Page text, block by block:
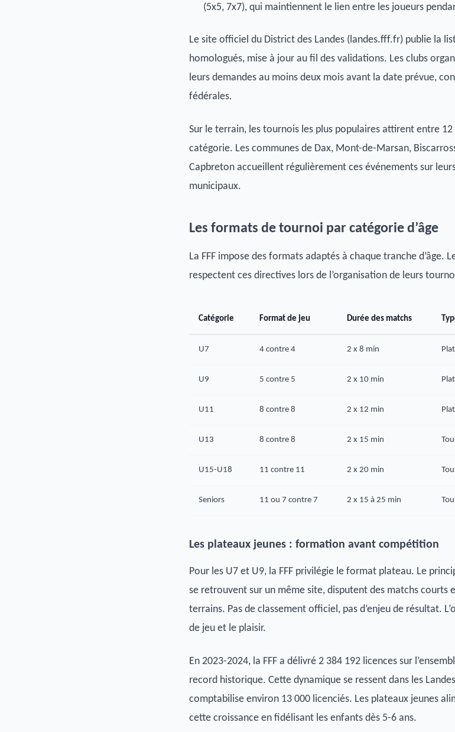
(5x5, 7x7), qui maintiennent le lien entre les joueurs
Le site officiel du District des Landes (landes.fff.fr) publie la
homologués, mise à jour au fil des validations. Les clubs
leurs demandes au moins deux mois avant la date prévue,
fédérales.
Sur le terrain, les tournois les plus populaires attirent entre
catégorie. Les communes de Dax, Mont-de-Marsan,
Capbreton accueillent régulièrement ces événements sur
municipaux.
Les formats de tournoi par catégorie d’âge
La FFF impose des formats adaptés à chaque tranche d’âge.
respectent ces directives lors de l’organisation de leurs
Catégorie Format de jeu Durée des matchs
U7 4 contre 4 2 x 8 min
U9 5 contre 5 2 x 10 min
U11 8 contre 8 2 x 12 min
U13 8 contre 8 2 x 15 min
U15-U18 11 contre 11 2 x 20 min
Seniors 11 ou 7 contre 7 2 x 15 à 25 min
Les plateaux jeunes : formation avant compétition
Pour les U7 et U9, la FFF privilégie le format plateau. Le
se retrouvent sur un même site, disputent des matchs courts
terrains. Pas de classement officiel, pas d’enjeu de résultat.
de jeu et le plaisir.
En 2023-2024, la FFF a délivré 2 384 192 licences sur
record historique. Cette dynamique se ressent dans les
comptabilise environ 13 000 licenciés. Les plateaux jeunes
cette croissance en fidélisant les enfants dès 5-6 ans.